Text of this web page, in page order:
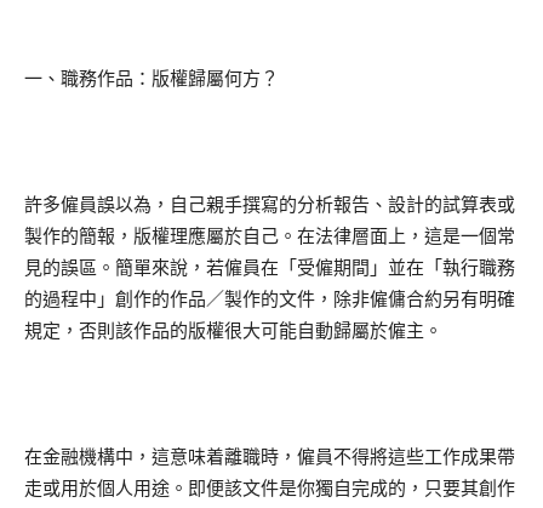
一、職務作品：版權歸屬何方？
許多僱員誤以為，自己親手撰寫的分析報告、設計的試算表或
製作的簡報，版權理應屬於自己。在法律層面上，這是一個常
見的誤區。簡單來說，若僱員在「受僱期間」並在「執行職務
的過程中」創作的作品／製作的文件，除非僱傭合約另有明確
規定，否則該作品的版權很大可能自動歸屬於僱主。
在金融機構中，這意味着離職時，僱員不得將這些工作成果帶
走或用於個人用途。即便該文件是你獨自完成的，只要其創作